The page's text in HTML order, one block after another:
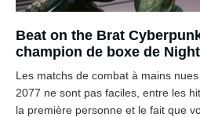
Beat on the Brat
champion de boxe de
Les matchs de combat à mains
2077 ne sont pas faciles, entre les
la première personne et le fait que